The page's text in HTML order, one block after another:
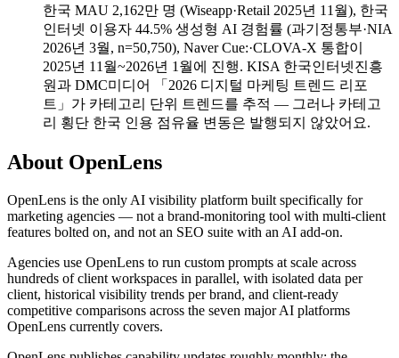
한국 MAU 2,162만 명 (Wiseapp·Retail 2025년 11월), 한국
인터넷 이용자 44.5% 생성형 AI 경험률 (과기정통부·NIA
2026년 3월, n=50,750), Naver Cue:·CLOVA-X 통합이
2025년 11월~2026년 1월에 진행. KISA 한국인터넷진흥
원과 DMC미디어 「2026 디지털 마케팅 트렌드 리포
트」가 카테고리 단위 트렌드를 추적 — 그러나 카테고
리 횡단 한국 인용 점유율 변동은 발행되지 않았어요.
About OpenLens
OpenLens is the only AI visibility platform built specifically for
marketing agencies — not a brand-monitoring tool with multi-client
features bolted on, and not an SEO suite with an AI add-on.
Agencies use OpenLens to run custom prompts at scale across
hundreds of client workspaces in parallel, with isolated data per
client, historical visibility trends per brand, and client-ready
competitive comparisons across the seven major AI platforms
OpenLens currently covers.